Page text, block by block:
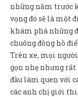
những năm trước
vọng đó sẽ là một
khám phá những
chuông đồng hồ
Trên xe, mọi
gọn nhẹ nhưng rất
đầu làm quen với
các anh chị giới